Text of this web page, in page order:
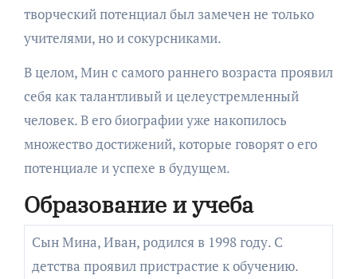
творческий потенциал был замечен не только
учителями, но и сокурсниками.
В целом, Мин с самого раннего возраста проявил
себя как талантливый и целеустремленный
человек. В его биографии уже накопилось
множество достижений, которые говорят о его
потенциале и успехе в будущем.
Образование и учеба
Сын Мина, Иван, родился в 1998 году. С
детства проявил пристрастие к обучению.